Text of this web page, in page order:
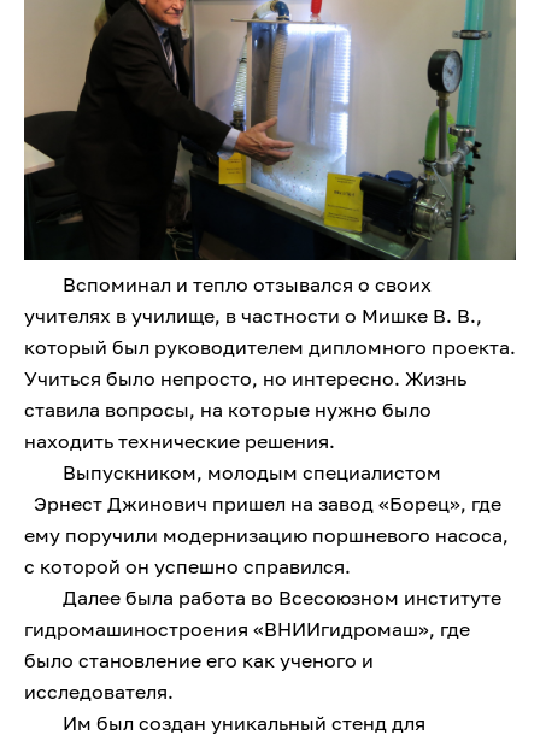
Вспоминал и тепло отзывался о своих
учителях в училище, в частности о Мишке В. В.,
который был руководителем дипломного проекта.
Учиться было непросто, но интересно. Жизнь
ставила вопросы, на которые нужно было
находить технические решения.
Выпускником, молодым специалистом
Эрнест Джинович пришел на завод «Борец», где
ему поручили модернизацию поршневого насоса,
с которой он успешно справился.
Далее была работа во Всесоюзном институте
гидромашиностроения «ВНИИгидромаш», где
было становление его как ученого и
исследователя.
Им был создан уникальный стенд для